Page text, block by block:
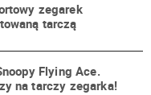
zegarek
tarczą
Flying Ace.
na tarczy zegarka!